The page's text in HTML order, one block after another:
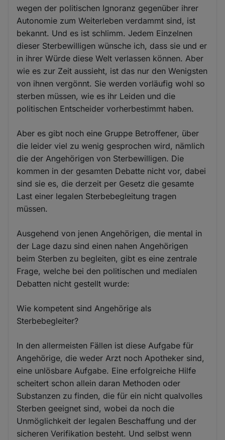
wegen der politischen Ignoranz gegenüber ihrer
Autonomie zum Weiterleben verdammt sind, ist
bekannt. Und es ist schlimm. Jedem Einzelnen
dieser Sterbewilligen wünsche ich, dass sie und er
in ihrer Würde diese Welt verlassen können. Aber
wie es zur Zeit aussieht, ist das nur den Wenigsten
von ihnen vergönnt. Sie werden vorläufig wohl so
sterben müssen, wie es ihr Leiden und die
politischen Entscheider vorherbestimmt haben.
Aber es gibt noch eine Gruppe Betroffener, über
die leider viel zu wenig gesprochen wird, nämlich
die der Angehörigen von Sterbewilligen. Die
kommen in der gesamten Debatte nicht vor, dabei
sind sie es, die derzeit per Gesetz die gesamte
Last einer legalen Sterbebegleitung tragen
müssen.
Ausgehend von jenen Angehörigen, die mental in
der Lage dazu sind einen nahen Angehörigen
beim Sterben zu begleiten, gibt es eine zentrale
Frage, welche bei den politischen und medialen
Debatten nicht gestellt wurde:
Wie kompetent sind Angehörige als
Sterbebegleiter?
In den allermeisten Fällen ist diese Aufgabe für
Angehörige, die weder Arzt noch Apotheker sind,
eine unlösbare Aufgabe. Eine erfolgreiche Hilfe
scheitert schon allein daran Methoden oder
Substanzen zu finden, die für ein nicht qualvolles
Sterben geeignet sind, wobei da noch die
Unmöglichkeit der legalen Beschaffung und der
sicheren Verifikation besteht. Und selbst wenn